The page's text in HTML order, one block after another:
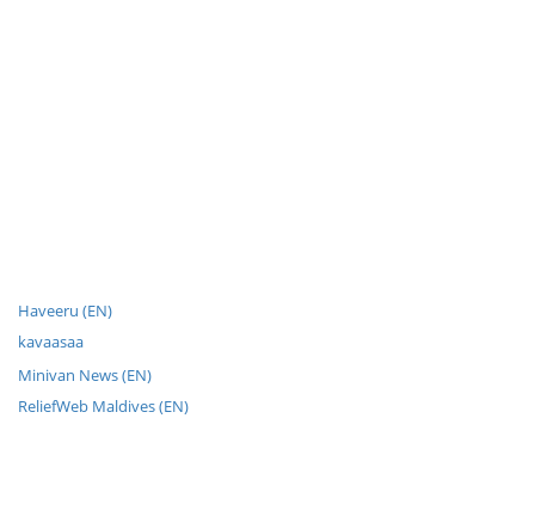
Haveeru (EN)
kavaasaa
Minivan News (EN)
ReliefWeb Maldives (EN)